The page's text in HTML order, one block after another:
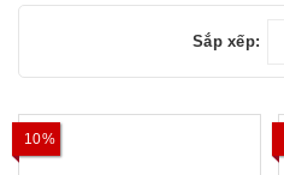
Sắp xếp:
10%